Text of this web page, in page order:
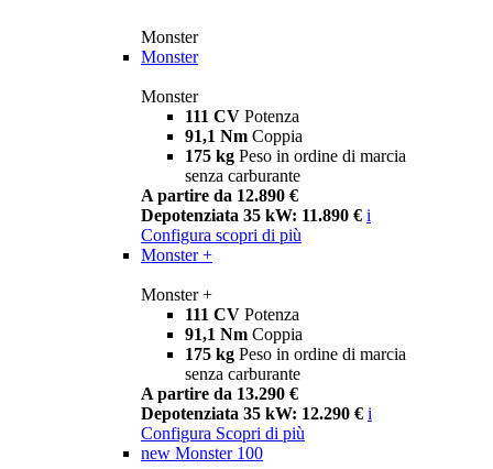
Monster
Monster
Monster
111 CV Potenza
91,1 Nm Coppia
175 kg Peso in ordine di marcia
senza carburante
A partire da 12.890 €
Depotenziata 35 kW: 11.890 € i
Configura scopri di più
Monster +
Monster +
111 CV Potenza
91,1 Nm Coppia
175 kg Peso in ordine di marcia
senza carburante
A partire da 13.290 €
Depotenziata 35 kW: 12.290 € i
Configura Scopri di più
new Monster 100